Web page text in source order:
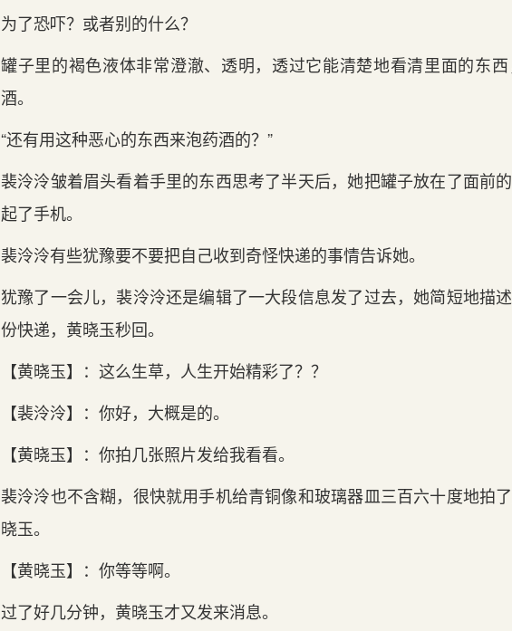
为了恐吓？或者别的什么？
罐子里的褐色液体非常澄澈、透明，透过它能清楚地看清里面的东
酒。
“还有用这种恶心的东西来泡药酒的？”
裴泠泠皱着眉头看着手里的东西思考了半天后，她把罐子放在了面前
起了手机。
裴泠泠有些犹豫要不要把自己收到奇怪快递的事情告诉她。
犹豫了一会儿，裴泠泠还是编辑了一大段信息发了过去，她简短地描
份快递，黄晓玉秒回。
【黄晓玉】：这么生草，人生开始精彩了？？
【裴泠泠】：你好，大概是的。
【黄晓玉】：你拍几张照片发给我看看。
裴泠泠也不含糊，很快就用手机给青铜像和玻璃器皿三百六十度地拍
晓玉。
【黄晓玉】：你等等啊。
过了好几分钟，黄晓玉才又发来消息。